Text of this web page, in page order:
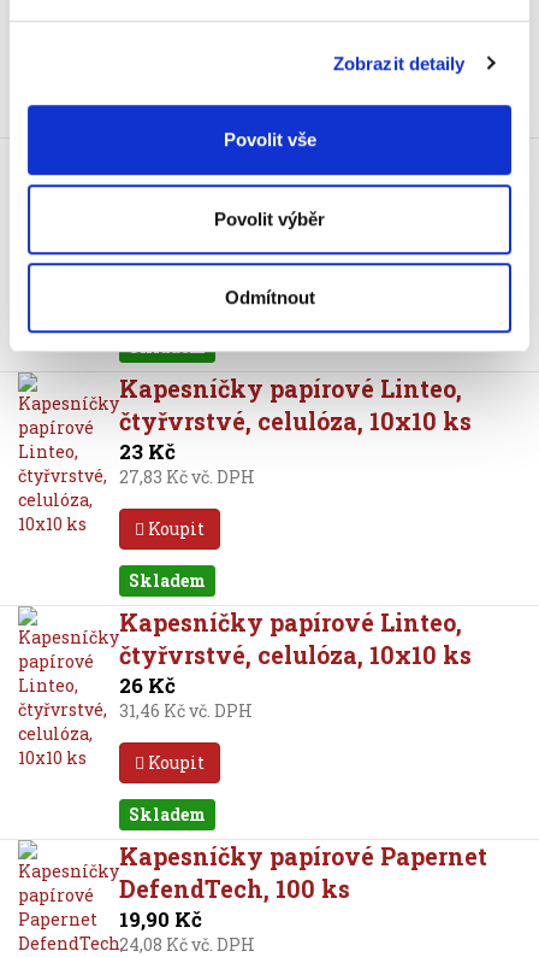
Zobrazit detaily
Povolit vše
Povolit výběr
Odmítnout
Skladem
Kapesníčky papírové Linteo,
třívrstvé, 10 x 10 ks
Skladem
Kapesníčky papírové Linteo,
čtyřvrstvé, celulóza, 10x10 ks
23 Kč
27,83 Kč vč. DPH
Koupit
Skladem
Kapesníčky papírové Linteo,
čtyřvrstvé, celulóza, 10x10 ks
26 Kč
31,46 Kč vč. DPH
Koupit
Skladem
Kapesníčky papírové Papernet
DefendTech, 100 ks
19,90 Kč
24,08 Kč vč. DPH